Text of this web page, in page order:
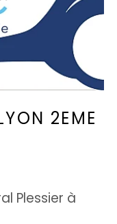
2EME
Plessier à